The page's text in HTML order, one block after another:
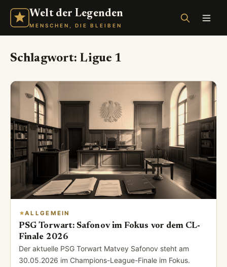
Welt der Legenden
MENSCHEN, DIE BLEIBEN
Schlagwort: Ligue 1
ALLGEMEIN
PSG Torwart: Safonov im Fokus vor dem CL-
Finale 2026
Der aktuelle PSG Torwart Matvey Safonov steht am
30.05.2026 im Champions-League-Finale im Fokus.